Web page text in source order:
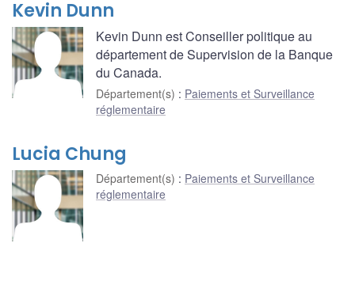
Kevin Dunn
Kevin Dunn est Conseiller politique au
département de Supervision de la Banque
du Canada.
Département(s) : Paiements et Surveillance
réglementaire
Lucia Chung
Département(s) : Paiements et Surveillance
réglementaire